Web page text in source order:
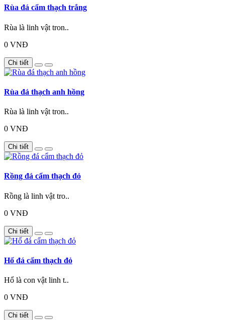
Rùa đá cẩm thạch trắng
Rùa là linh vật tron..
0 VNĐ
Chi tiết
Rùa đá thạch anh hồng
Rùa là linh vật tron..
0 VNĐ
Chi tiết
Rồng đá cẩm thạch đỏ
Rồng là linh vật tro..
0 VNĐ
Chi tiết
Hổ đá cẩm thạch đỏ
Hổ là con vật linh t..
0 VNĐ
Chi tiết